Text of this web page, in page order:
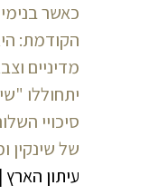
כאשר
הקודמת:
מדיניים
יתחוללו
סיכויי
של שינקין
עיתון הארץ |